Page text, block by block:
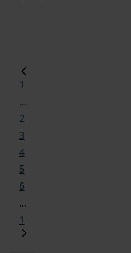
1
...
2
3
4
5
6
...
1